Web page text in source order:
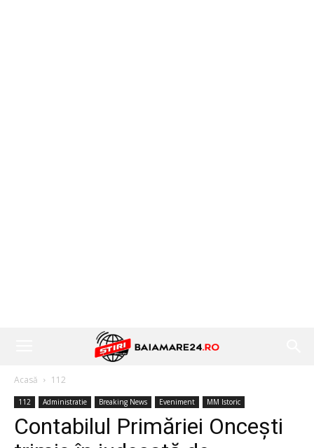
Acasă 112
112 Administratie Breaking News Eveniment MM Istoric
Contabilul Primăriei Oncești